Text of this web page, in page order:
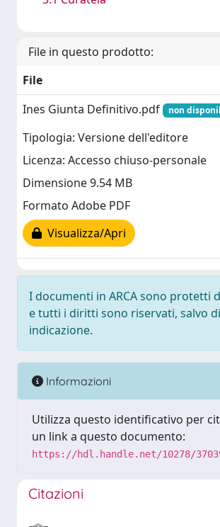
File in questo prodotto:
File
Ines Giunta Definitivo.pdf
non
Tipologia: Versione dell'editore
Licenza: Accesso chiuso-personale
Dimensione 9.54 MB
Formato Adobe PDF
Visualizza/Apri
I documenti in ARCA sono protetti
e tutti i diritti sono riservati, salvo
indicazione.
Informazioni
Utilizza questo identificativo per
un link a questo documento:
https://hdl.handle.net/10278/
Citazioni